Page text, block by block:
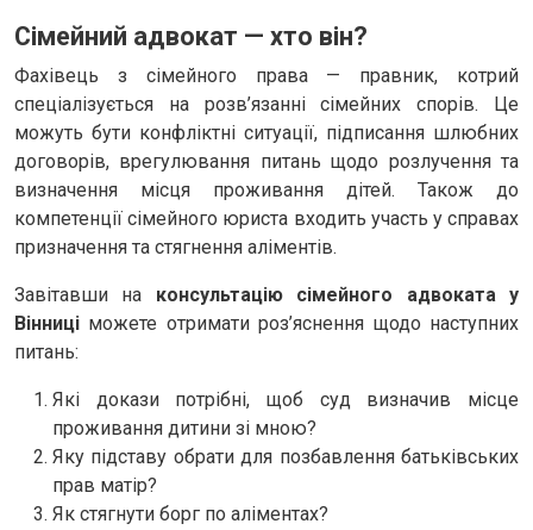
Сімейний адвокат — хто він?
Фахівець з сімейного права — правник, котрий
спеціалізується на розв’язанні сімейних спорів. Це
можуть бути конфліктні ситуації, підписання шлюбних
договорів, врегулювання питань щодо розлучення та
визначення місця проживання дітей. Також до
компетенції сімейного юриста входить участь у справах
призначення та стягнення аліментів.
Завітавши на консультацію сімейного адвоката у
Вінниці можете отримати роз’яснення щодо наступних
питань:
Які докази потрібні, щоб суд визначив місце
проживання дитини зі мною?
Яку підставу обрати для позбавлення батьківських
прав матір?
Як стягнути борг по аліментах?